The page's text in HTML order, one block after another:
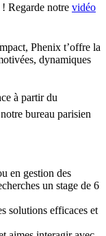
Regarde notre vidéo
Phenix t’offre la
dynamiques
à partir du
bureau parisien
en gestion des
un stage de 6
solutions efficaces et